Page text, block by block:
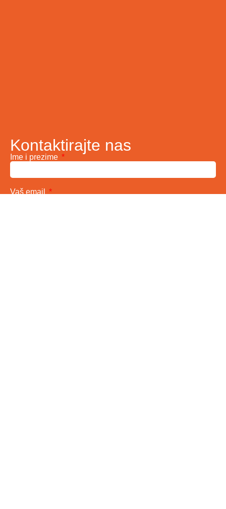
Kontaktirajte nas
Ime i prezime
Vaš email